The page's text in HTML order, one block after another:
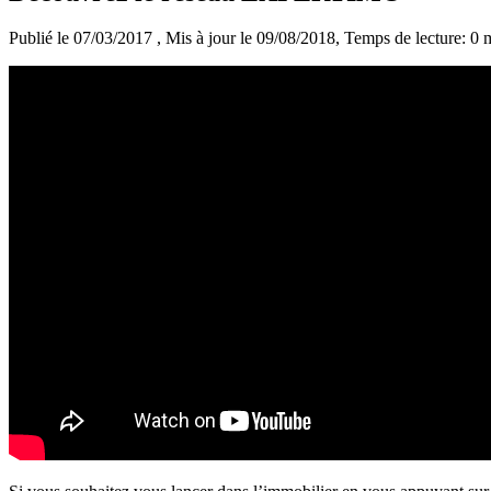
Publié le 07/03/2017 , Mis à jour le 09/08/2018, Temps de lecture: 0